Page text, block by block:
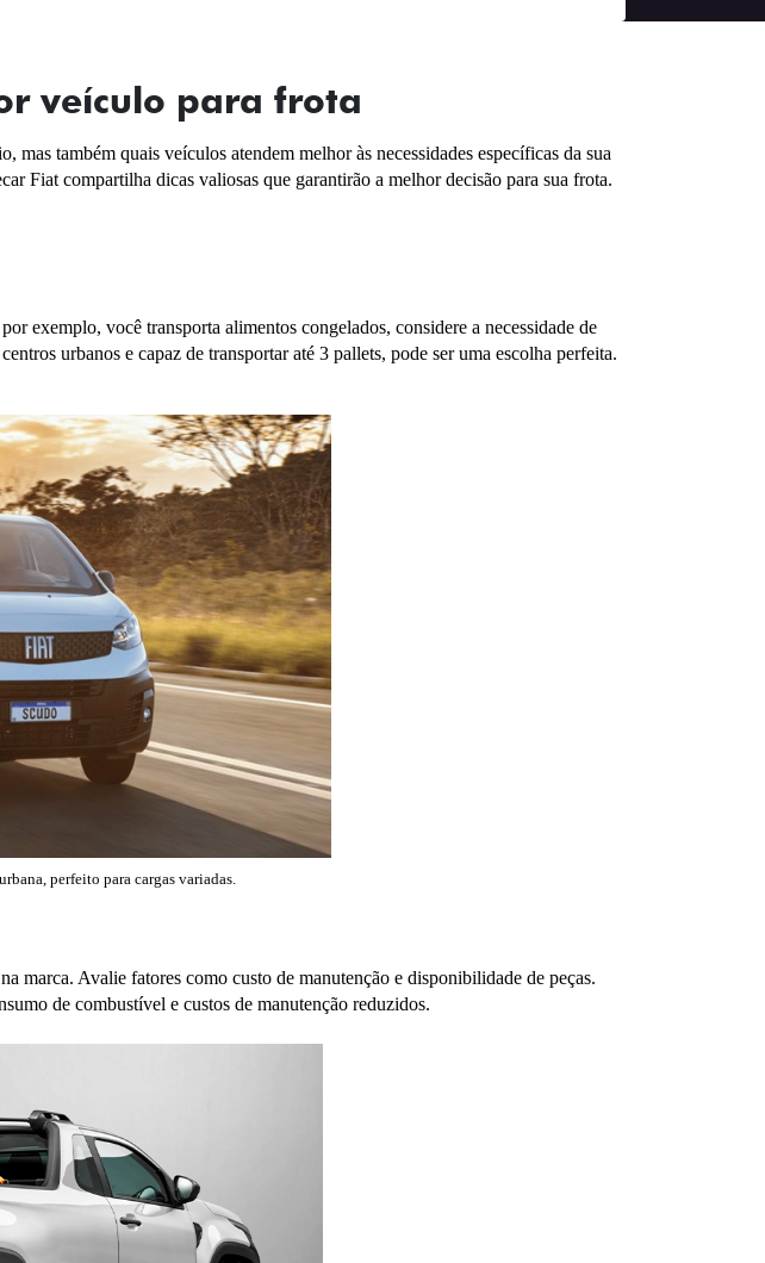
veículo para frota
também quais veículos atendem melhor às necessidades específicas da sua
Fiat compartilha dicas valiosas que garantirão a melhor decisão para sua frota.
exemplo, você transporta alimentos congelados, considere a necessidade de
urbanos e capaz de transportar até 3 pallets, pode ser uma escolha perfeita.
perfeito para cargas variadas.
marca. Avalie fatores como custo de manutenção e disponibilidade de peças.
de combustível e custos de manutenção reduzidos.